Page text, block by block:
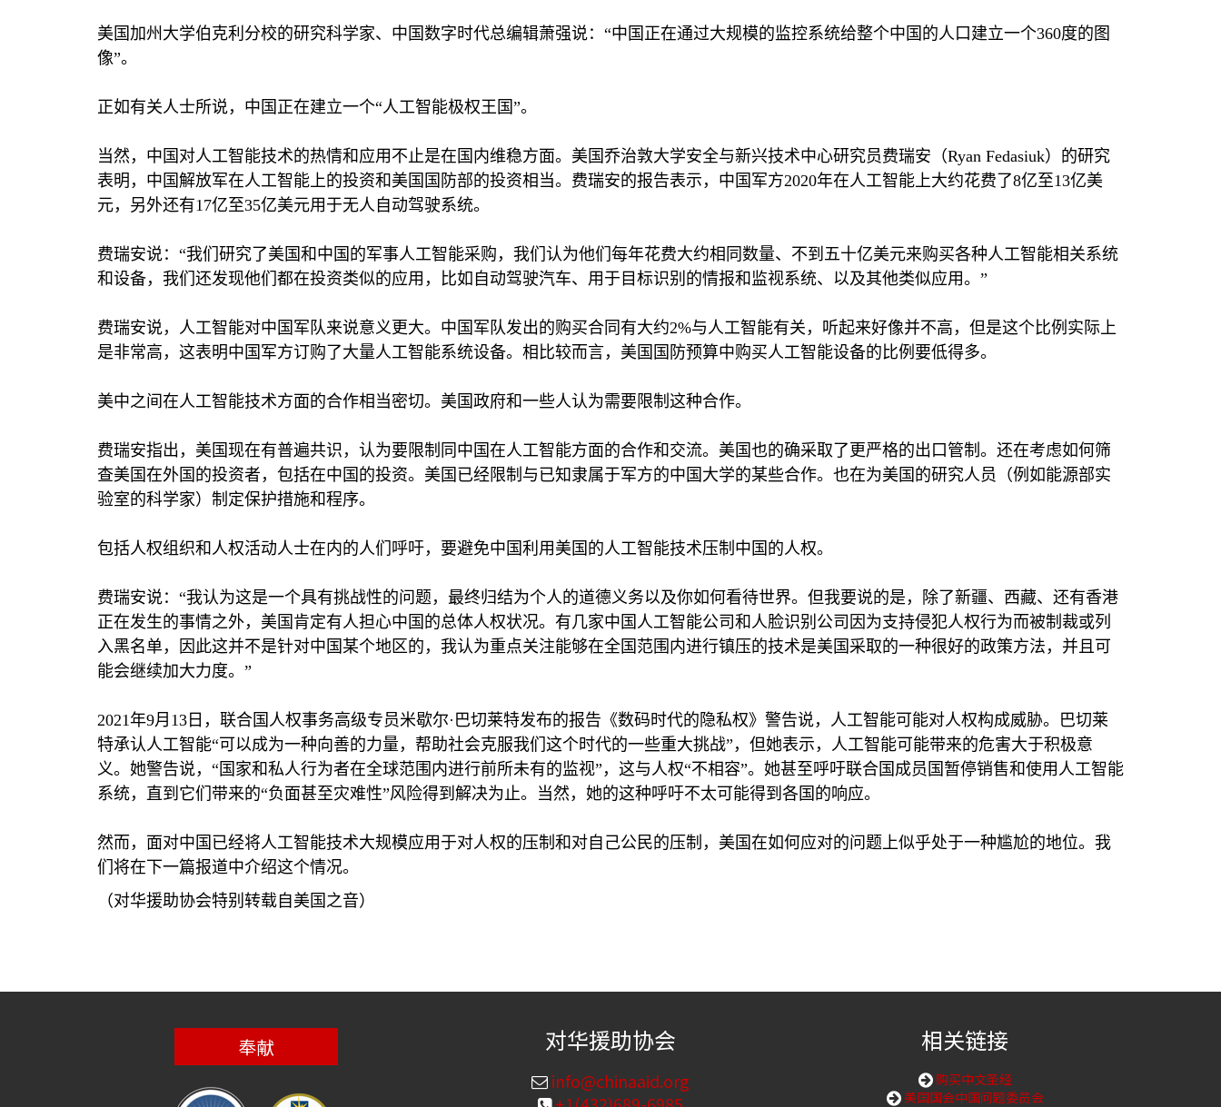
美国加州大学伯克利分校的研究科学家、中国数字时代总编辑萧强说：“中国正在通过大规模的监控系统给整个中国的人口建立一个360度的图
像”。
正如有关人士所说，中国正在建立一个“人工智能极权王国”。
当然，中国对人工智能技术的热情和应用不止是在国内维稳方面。美国乔治敦大学安全与新兴技术中心研究员费瑞安（Ryan Fedasiuk）的研究
表明，中国解放军在人工智能上的投资和美国国防部的投资相当。费瑞安的报告表示，中国军方2020年在人工智能上大约花费了8亿至13亿美
元，另外还有17亿至35亿美元用于无人自动驾驶系统。
费瑞安说：“我们研究了美国和中国的军事人工智能采购，我们认为他们每年花费大约相同数量、不到五十亿美元来购买各种人工智能相关系统
和设备，我们还发现他们都在投资类似的应用，比如自动驾驶汽车、用于目标识别的情报和监视系统、以及其他类似应用。”
费瑞安说，人工智能对中国军队来说意义更大。中国军队发出的购买合同有大约2%与人工智能有关，听起来好像并不高，但是这个比例实际上
是非常高，这表明中国军方订购了大量人工智能系统设备。相比较而言，美国国防预算中购买人工智能设备的比例要低得多。
美中之间在人工智能技术方面的合作相当密切。美国政府和一些人认为需要限制这种合作。
费瑞安指出，美国现在有普遍共识，认为要限制同中国在人工智能方面的合作和交流。美国也的确采取了更严格的出口管制。还在考虑如何筛
查美国在外国的投资者，包括在中国的投资。美国已经限制与已知隶属于军方的中国大学的某些合作。也在为美国的研究人员（例如能源部实
验室的科学家）制定保护措施和程序。
包括人权组织和人权活动人士在内的人们呼吁，要避免中国利用美国的人工智能技术压制中国的人权。
费瑞安说：“我认为这是一个具有挑战性的问题，最终归结为个人的道德义务以及你如何看待世界。但我要说的是，除了新疆、西藏、还有香港
正在发生的事情之外，美国肯定有人担心中国的总体人权状况。有几家中国人工智能公司和人脸识别公司因为支持侵犯人权行为而被制裁或列
入黑名单，因此这并不是针对中国某个地区的，我认为重点关注能够在全国范围内进行镇压的技术是美国采取的一种很好的政策方法，并且可
能会继续加大力度。”
2021年9月 13 日，联合国人权事务高级专员米歇尔·巴切莱特发布的报告《数码时代的隐私权》警告说，人工智能可能对人权构成威胁。巴切莱
特承认人工智能“可以成为一种向善的力量，帮助社会克服我们这个时代的一些重大挑战”，但她表示，人工智能可能带来的危害大于积极意
义。她警告说，“国家和私人行为者在全球范围内进行前所未有的监视”，这与人权“不相容”。她甚至呼吁联合国成员国暂停销售和使用人工智能
系统，直到它们带来的“负面甚至灾难性”风险得到解决为止。当然，她的这种呼吁不太可能得到各国的响应。
然而，面对中国已经将人工智能技术大规模应用于对人权的压制和对自己公民的压制，美国在如何应对的问题上似乎处于一种尴尬的地位。我
们将在下一篇报道中介绍这个情况。
（对华援助协会特别转载自美国之音）
奉献 对华援助协会
info@chinaaid.org
相关链接
购买中文圣经
美国国会中国问题委员会